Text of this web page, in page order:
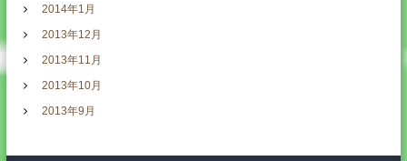
2014年1月
2013年12月
2013年11月
2013年10月
2013年9月